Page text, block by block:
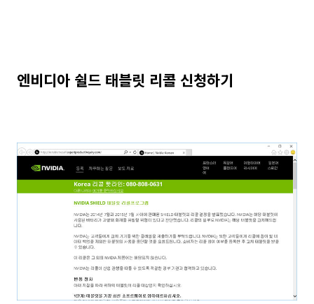
엔비디아 쉴드 태블릿 리콜 신청하기